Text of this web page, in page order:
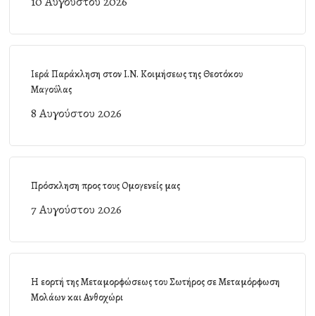
Ιερά Παράκληση στον Ι.Ν. Κοιμήσεως της Θεοτόκου
Μαγούλας
8 Αυγούστου 2026
Πρόσκληση προς τους Ομογενείς μας
7 Αυγούστου 2026
Η εορτή της Μεταμορφώσεως του Σωτήρος σε Μεταμόρφωση
Μολάων και Ανθοχώρι